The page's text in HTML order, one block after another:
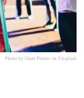
Photo by Geert Pieters on Unsplash